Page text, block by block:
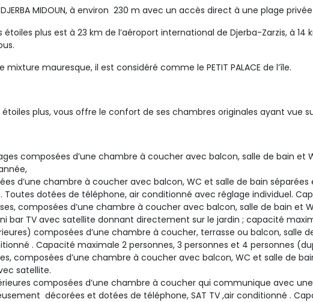
MIDOUN, à environ 230 m avec un accès direct à une plage
étoiles plus est à 23 km de l’aéroport international de Djerba-Zarzis, à
mauresque, il est considéré comme le PETIT PALACE de l’île.
étoiles plus, vous offre le confort de ses chambres originales ayant vue
composées d’une chambre à coucher avec balcon, salle de bain et
d’une chambre à coucher avec balcon, WC et salle de bain
Toutes dotées de téléphone, air conditionné avec réglage individuel.
composées d’une chambre à coucher avec balcon, salle de bain et
bar TV avec satellite donnant directement sur le jardin ; capacité
composées d’une chambre à coucher, terrasse ou balcon,
. Capacité maximale 2 personnes, 3 personnes et 4 personnes
composées d’une chambre à coucher avec balcon, WC et salle de
satellite.
composées d’une chambre à coucher qui communique avec
décorées et dotées de téléphone, SAT TV ,air conditionné .